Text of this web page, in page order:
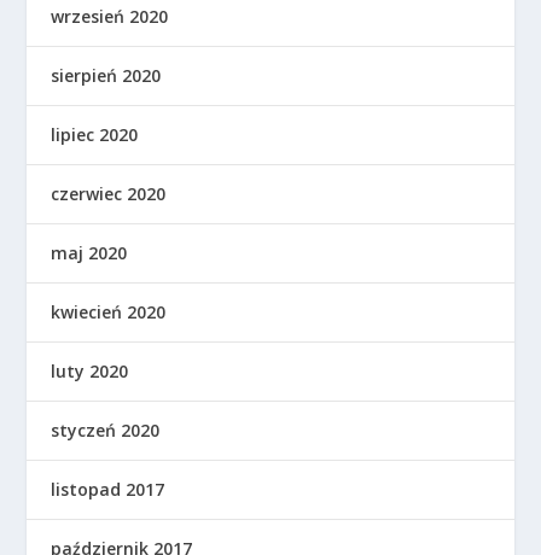
wrzesień 2020
sierpień 2020
lipiec 2020
czerwiec 2020
maj 2020
kwiecień 2020
luty 2020
styczeń 2020
listopad 2017
październik 2017